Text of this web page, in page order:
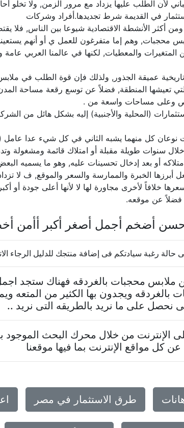
لأن الطلب عليها يزداد مع مرور الزمن, ولا
في القديمة شرط تجديدها.أفراد وشركات
ومن أكثر الأنشطة الاقتصادية شيوعا بين الناس,
وهم إما متفرغون للعمل ي أو أنهم
المتغيرات والمعطيات, لكنها في عالمنا العربي
عميقة الجذور, ولذلك فإن قوة الطلب في
التي تعيشها المنطقة, فضلاً عن توسع رقعة مساحة
وعلى مساحات واسعة من .
(المحلية والأجنبية) إليه بشكل هائل من
نوعان كل منهما يشبه الثاني في كل شيء عدا
سنوات طويلة مقبلة أو امتلاك قائمة ومشغولة وتدر
أو بعد إدخال تحسينات عليه, وهو ما يسميه
الخبرة والممارسة والسعر والموقع, ف لا تزداد
خلافاً لأخرى مجاورة لها لا لأنها أعلى جودة أو
فضلاً عن موقعه.
أضخم أجمل أصغر أكبر أأمن
سيادتكم فى إضافة منتجك للدليل الرجاء الاتصال بنا
ملابس محجبات بالغردقه فهناك ستجد
ويجدون بها الكثير من المتعه
نحصل على ما نريد بالطريقه التى نريد ..
من خلال محرك البحث الموجود
كل مواقع الإنترنت بما فيها موقعنا
طرق الاستثمار في مصر